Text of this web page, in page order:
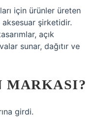
için ürünler üreten
şirketidir.
açık
sunar, dağıtır ve
MARKASI?
girdi.